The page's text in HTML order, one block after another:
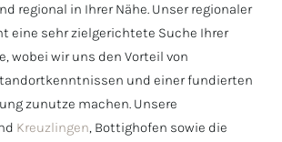
regional in Ihrer Nähe. Unser regionaler
eine sehr zielgerichtete Suche Ihrer
wobei wir uns den Vorteil von
und einer fundierten
zunutze machen. Unsere
Kreuzlingen, Bottighofen sowie die